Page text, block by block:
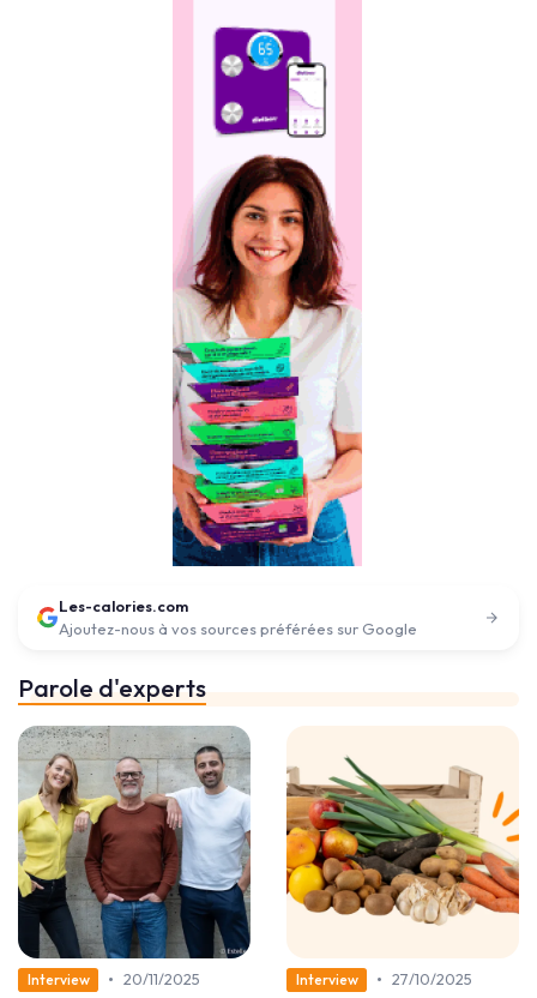
Les-calories.com
Ajoutez-nous à vos sources préférées sur Google
Parole d'experts
Interview • 20/11/2025
Interview • 27/10/2025